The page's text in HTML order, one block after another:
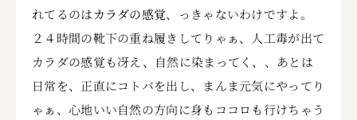
れてるのはカラダの感覚、っきゃないわけですよ。
２４時間の靴下の重ね履きしてりゃぁ、人工毒が出て
カラダの感覚も冴え、自然に染まってく、、あとは
日常を、正直にコトバを出し、まんま元気にやってり
ゃぁ、心地いい自然の方向に身もココロも行けちゃう